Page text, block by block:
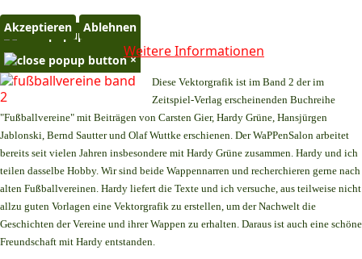
Akzeptieren Ablehnen
Weitere Informationen
×
×
Diese Vektorgrafik ist im Band 2 der im
Zeitspiel-Verlag erscheinenden Buchreihe
"Fußballvereine" mit Beiträgen von Carsten Gier, Hardy Grüne, Hansjürgen
Jablonski, Bernd Sautter und Olaf Wuttke erschienen. Der WaPPenSalon arbeitet
bereits seit vielen Jahren insbesondere mit Hardy Grüne zusammen. Hardy und ich
teilen dasselbe Hobby. Wir sind beide Wappennarren und recherchieren gerne nach
alten Fußballvereinen. Hardy liefert die Texte und ich versuche, aus teilweise nicht
allzu guten Vorlagen eine Vektorgrafik zu erstellen, um der Nachwelt die
Geschichten der Vereine und ihrer Wappen zu erhalten. Daraus ist auch eine schöne
Freundschaft mit Hardy entstanden.